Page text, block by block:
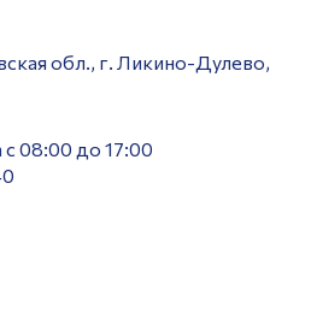
обл., г. Ликино-Дулево,
08:00 до 17:00